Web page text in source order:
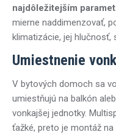
najdôležitejším
mierne naddimenzovať,
klimatizácie, jej hlučnosť,
Umiestnenie
V bytových domoch sa
umiestňujú na balkón
vonkajšej jednotky.
ťažké, preto je montáž